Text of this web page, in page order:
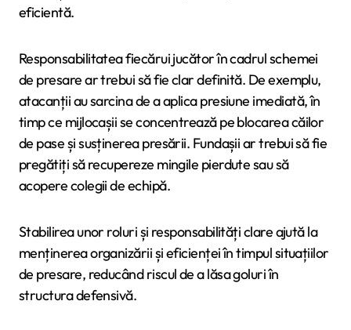
eficientă.
Responsabilitatea fiecărui jucător în cadrul schemei
de presare ar trebui să fie clar definită. De exemplu,
atacanții au sarcina de a aplica presiune imediată, în
timp ce mijlocașii se concentrează pe blocarea căilor
de pase și susținerea presării. Fundașii ar trebui să fie
pregătiți să recupereze mingile pierdute sau să
acopere colegii de echipă.
Stabilirea unor roluri și responsabilități clare ajută la
menținerea organizării și eficienței în timpul situațiilor
de presare, reducând riscul de a lăsa goluri în
structura defensivă.